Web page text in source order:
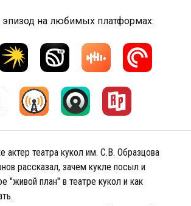
эпизод на любимых платформах:
актер театра кукол им. С.В. Образцова
рассказал, зачем кукле посыл и
"живой план" в театре кукол и как